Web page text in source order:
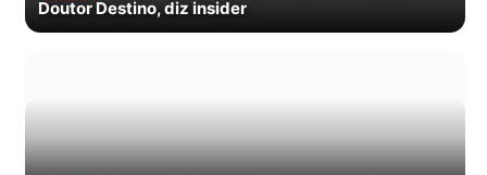
Doutor Destino, diz insider